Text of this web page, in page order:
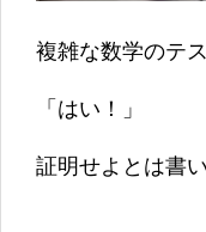
複雑な数学のテ
「はい！」
証明せよとは書